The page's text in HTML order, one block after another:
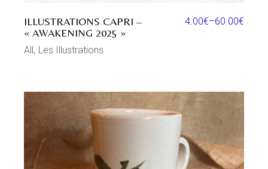
ILLUSTRATIONS CAPRI –
« AWAKENING 2025 »
4.00€–60.00€
All Les Illustrations